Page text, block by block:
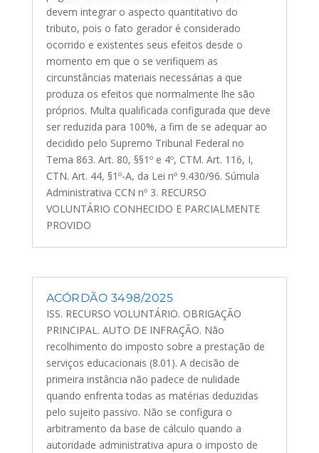
devem integrar o aspecto quantitativo do
tributo, pois o fato gerador é considerado
ocorrido e existentes seus efeitos desde o
momento em que o se verifiquem as
circunstâncias materiais necessárias a que
produza os efeitos que normalmente lhe são
próprios. Multa qualificada configurada que deve
ser reduzida para 100%, a fim de se adequar ao
decidido pelo Supremo Tribunal Federal no
Tema 863. Art. 80, §§1º e 4º, CTM. Art. 116, I,
CTN. Art. 44, §1º-A, da Lei nº 9.430/96. Súmula
Administrativa CCN nº 3. RECURSO
VOLUNTÁRIO CONHECIDO E PARCIALMENTE
PROVIDO
ACÓRDÃO 3498/2025
ISS. RECURSO VOLUNTÁRIO. OBRIGAÇÃO
PRINCIPAL. AUTO DE INFRAÇÃO. Não
recolhimento do imposto sobre a prestação de
serviços educacionais (8.01). A decisão de
primeira instância não padece de nulidade
quando enfrenta todas as matérias deduzidas
pelo sujeito passivo. Não se configura o
arbitramento da base de cálculo quando a
autoridade administrativa apura o imposto de